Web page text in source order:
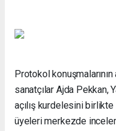
Protokol
sanatçılar Ajda Pekkan,
açılış kurdelesini
üyeleri merkezde